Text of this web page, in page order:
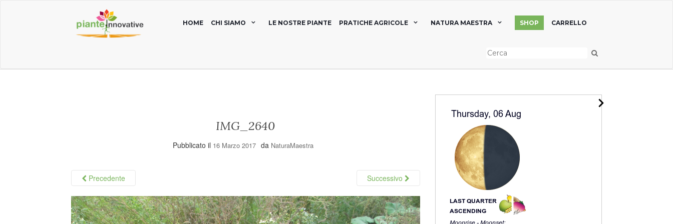
HOME CHI SIAMO LE NOSTRE PIANTE PRATICHE AGRICOLE NATURA MAESTRA SHOP CARRELLO
IMG_2640
Pubblicato il 16 Marzo 2017 da NaturaMaestra
Precedente Successivo